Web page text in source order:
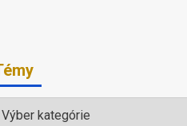
Témy